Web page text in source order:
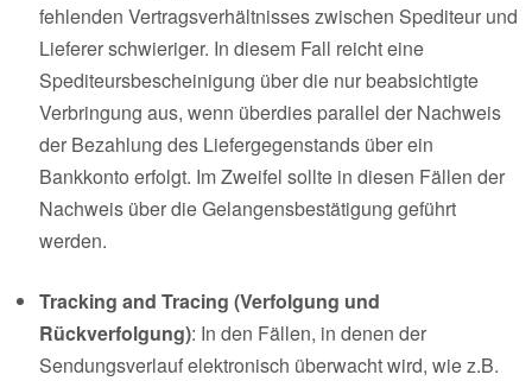
fehlenden Vertragsverhältnisses zwischen Spediteur und
Lieferer schwieriger. In diesem Fall reicht eine
Spediteursbescheinigung über die nur beabsichtigte
Verbringung aus, wenn überdies parallel der Nachweis
der Bezahlung des Liefergegenstands über ein
Bankkonto erfolgt. Im Zweifel sollte in diesen Fällen der
Nachweis über die Gelangensbestätigung geführt
werden.
Tracking and Tracing (Verfolgung und
Rückverfolgung): In den Fällen, in denen der
Sendungsverlauf elektronisch überwacht wird, wie z.B.